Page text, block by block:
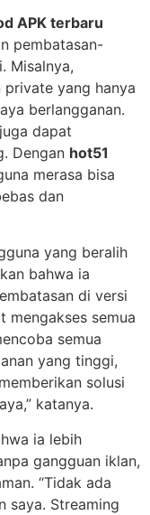
APK terbaru
pembatasan-
Misalnya,
private yang hanya
berlangganan.
dapat
Dengan hot51
merasa bisa
dan
yang beralih
bahwa ia
di versi
mengakses semua
semua
yang tinggi,
solusi
katanya.
ia lebih
gangguan iklan,
“Tidak ada
saya. Streaming